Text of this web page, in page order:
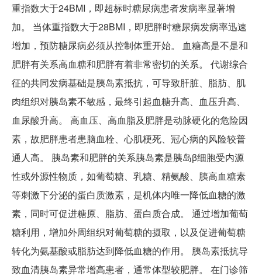
重指数大于24BMI，即超标时糖尿病患者发病率显著增
加。 当体重指数大于28BMI，即肥胖时糖尿病发病率迅速
增加，预防糖尿病必须从控制体重开始。 血糖高是不是和
肥胖有关系高血糖和肥胖有着非常密切的关系。 代谢综合
征的共同发病基础是胰岛素抵抗，可导致肝脏、脂肪、肌
肉组织对胰岛素不敏感，最终引起血糖升高、血压升高、
血尿酸升高。 高血压、高血脂及肥胖是动脉硬化的危险因
素，故肥胖患者患脑血栓、心肌梗死、冠心病的风险较普
通人高。 胰岛素和肥胖的关系胰岛素是胰岛β细胞受内源
性或外源性物质，如葡萄糖、乳糖、精氨酸、胰高血糖素
等刺激下分泌的蛋白质激素，是机体内唯一降低血糖的激
素，同时可促进糖原、脂肪、蛋白质合成。 通过增加葡萄
糖利用，增加外周组织对葡萄糖的摄取，以及促进葡萄糖
转化为氨基酸或脂肪达到降低血糖的作用。 胰岛素抵抗导
致血清胰岛素异常增高患者，通常体型较肥胖。 在门诊筛